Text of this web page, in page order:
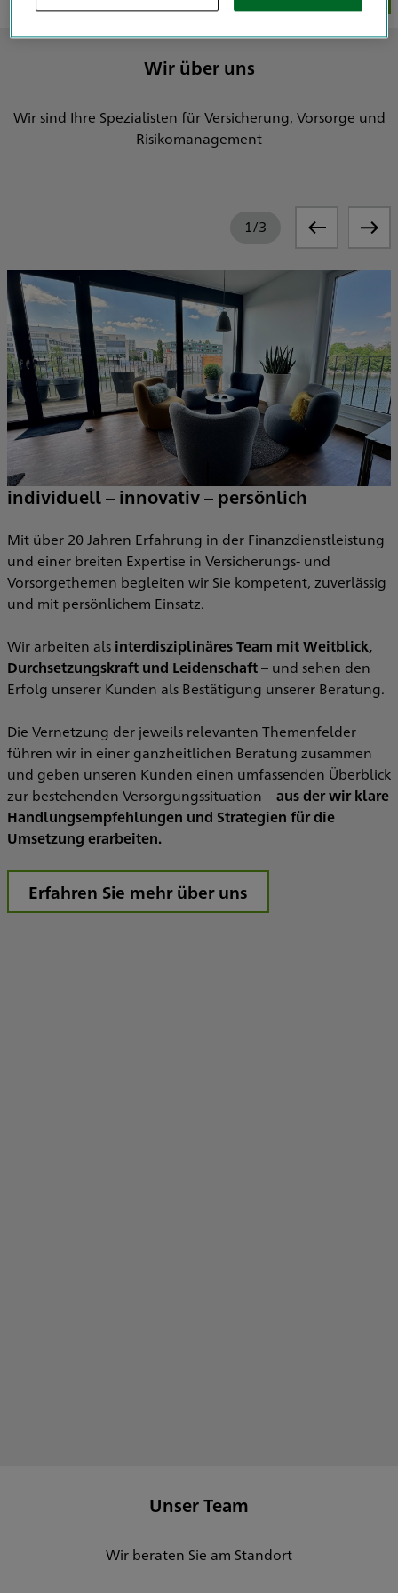
Wirtschaftsprüfer, vBP & Steuerberater
Rechtsanwälte, Notare & Insolvenzverwalter
Architekten & Ingenieure
Wir über uns
Wir sind Ihre Spezialisten für Versicherung, Vorsorge und
Risikomanagement
1/3
individuell – innovativ – persönlich
Mit über 20 Jahren Erfahrung in der Finanzdienstleistung
und einer breiten Expertise in Versicherungs- und
Vorsorgethemen begleiten wir Sie kompetent, zuverlässig
und mit persönlichem Einsatz.
Wir arbeiten als interdisziplinäres Team mit Weitblick,
Durchsetzungskraft und Leidenschaft– und sehen den
Erfolg unserer Kunden als Bestätigung unserer Beratung.
Die Vernetzung der jeweils relevanten Themenfelder
führen wir in einer ganzheitlichen Beratung zusammen
und geben unseren Kunden einen umfassenden Überblick
zur bestehenden Versorgungssituation –aus der wir klare
Handlungsempfehlungen und Strategien für die
Umsetzung erarbeiten.
Erfahren Sie mehr über uns
Unser Team
Wir beraten Sie am Standort